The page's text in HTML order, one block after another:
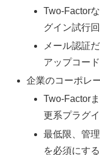
Two-Factor
グイン試行
メール認証
アップコー
企業のコーポレ
Two-Factor
更系プラグ
最低限、管
を必須にする